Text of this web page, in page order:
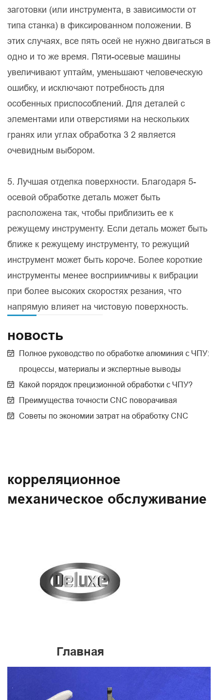
заготовки (или инструмента, в зависимости от
типа станка) в фиксированном положении. В
этих случаях, все пять осей не нужно двигаться в
одно и то же время. Пяти-осевые машины
увеличивают уптайм, уменьшают человеческую
ошибку, и исключают потребность для
особенных приспособлений. Для деталей с
элементами или отверстиями на нескольких
гранях или углах обработка 3 2 является
очевидным выбором.
5. Лучшая отделка поверхности. Благодаря 5-
осевой обработке деталь может быть
расположена так, чтобы приблизить ее к
режущему инструменту. Если деталь может быть
ближе к режущему инструменту, то режущий
инструмент может быть короче. Более короткие
инструменты менее восприимчивы к вибрации
при более высоких скоростях резания, что
напрямую влияет на чистовую поверхность.
новость
Полное руководство по обработке алюминия с ЧПУ:
процессы, материалы и экспертные выводы
Какой порядок прецизионной обработки с ЧПУ?
Преимущества точности CNC поворачивая
Советы по экономии затрат на обработку CNC
корреляционное
механическое обслуживание
Главная